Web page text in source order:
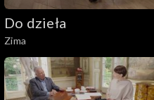
Do dzieła
Zima